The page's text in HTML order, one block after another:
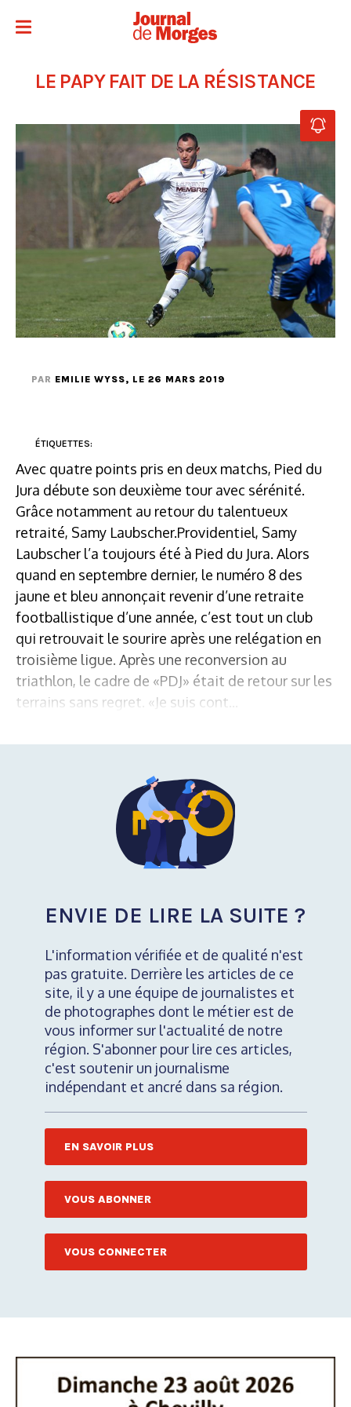
LE PAPY FAIT DE LA RÉSISTANCE
PAR EMILIE WYSS, LE 26 MARS 2019
ÉTIQUETTES:
Avec quatre points pris en deux matchs, Pied du
Jura débute son deuxième tour avec sérénité.
Grâce notamment au retour du talentueux
retraité, Samy Laubscher.Providentiel, Samy
Laubscher l’a toujours été à Pied du Jura. Alors
quand en septembre dernier, le numéro 8 des
jaune et bleu annonçait revenir d’une retraite
footballistique d’une année, c’est tout un club
qui retrouvait le sourire après une relégation en
troisième ligue. Après une reconversion au
triathlon, le cadre de «PDJ» était de retour sur les
terrains sans regret. «Je suis cont...
ENVIE DE LIRE LA SUITE ?
L'information vérifiée et de qualité n'est
pas gratuite. Derrière les articles de ce
site, il y a une équipe de journalistes et
de photographes dont le métier est de
vous informer sur l'actualité de notre
région. S'abonner pour lire ces articles,
c'est soutenir un journalisme
indépendant et ancré dans sa région.
EN SAVOIR PLUS
VOUS ABONNER
VOUS CONNECTER